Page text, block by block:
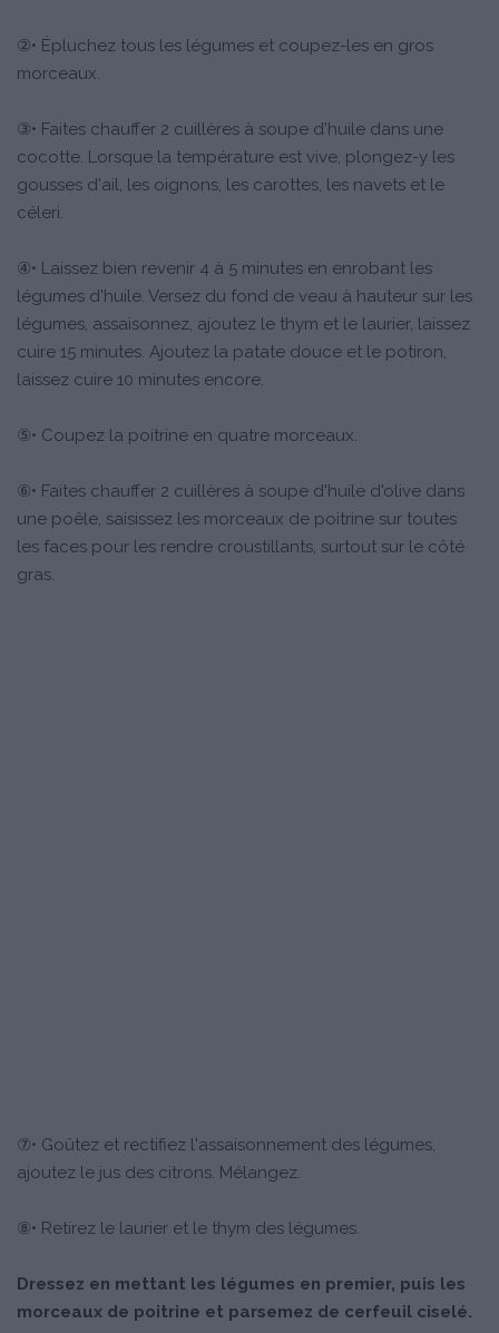
②• Épluchez tous les légumes et coupez-les en gros
morceaux.
③• Faites chauffer 2 cuillères à soupe d'huile dans une
cocotte. Lorsque la température est vive, plongez-y les
gousses d'ail, les oignons, les carottes, les navets et le
céleri.
④• Laissez bien revenir 4 à 5 minutes en enrobant les
légumes d'huile. Versez du fond de veau à hauteur sur les
légumes, assaisonnez, ajoutez le thym et le laurier, laissez
cuire 15 minutes. Ajoutez la patate douce et le potiron,
laissez cuire 10 minutes encore.
⑤• Coupez la poitrine en quatre morceaux.
⑥• Faites chauffer 2 cuillères à soupe d'huile d'olive dans
une poêle, saisissez les morceaux de poitrine sur toutes
les faces pour les rendre croustillants, surtout sur le côté
gras.
⑦• Goûtez et rectifiez l'assaisonnement des légumes,
ajoutez le jus des citrons. Mélangez.
⑧• Retirez le laurier et le thym des légumes.
Dressez en mettant les légumes en premier, puis les
morceaux de poitrine et parsemez de cerfeuil ciselé.